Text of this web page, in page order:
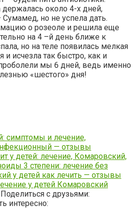
держалась около 4-х дней,
Сумамед, но не успела дать.
о розеоле и решила еще
на 4 –й день ближе к
но на теле появилась мелкая
и исчезла так быстро, как и
мы 6 дней, ведь именно
«шестого» дня!
симптомы и лечение,
— отзывы
у детей: лечение, Комаровский,
3 степени: лечение без
у детей как лечить — отзывы
у детей Комаровский
с друзьями:
интересно: